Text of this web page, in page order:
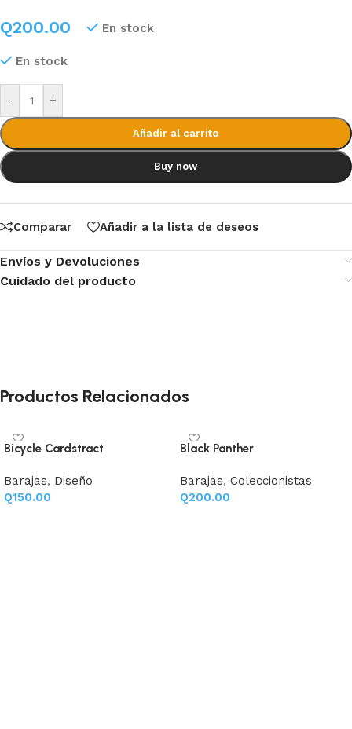
Q200.00 En stock
En stock
- +
Añadir al carrito
Buy now
Comparar Añadir a la lista de deseos
Envíos y Devoluciones
Cuidado del producto
Productos Relacionados
Bicycle Cardstract
Barajas, Diseño
Q150.00
Black Panther
Barajas, Coleccionistas
Q200.00